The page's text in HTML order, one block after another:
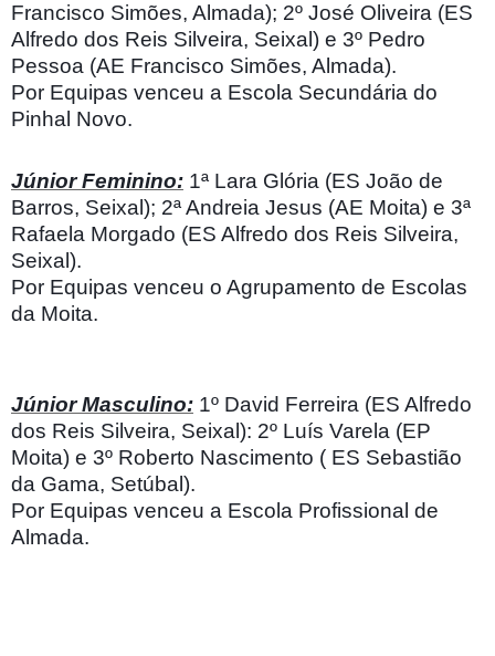
Francisco Simões, Almada); 2º José Oliveira (ES
Alfredo dos Reis Silveira, Seixal) e 3º Pedro
Pessoa (AE Francisco Simões, Almada).
Por Equipas venceu a Escola Secundária do
Pinhal Novo.
Júnior Feminino: 1ª Lara Glória (ES João de
Barros, Seixal); 2ª Andreia Jesus (AE Moita) e 3ª
Rafaela Morgado (ES Alfredo dos Reis Silveira,
Seixal).
Por Equipas venceu o Agrupamento de Escolas
da Moita.
Júnior Masculino: 1º David Ferreira (ES Alfredo
dos Reis Silveira, Seixal): 2º Luís Varela (EP
Moita) e 3º Roberto Nascimento ( ES Sebastião
da Gama, Setúbal).
Por Equipas venceu a Escola Profissional de
Almada.